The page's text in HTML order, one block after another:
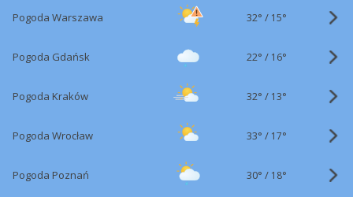
Pogoda Warszawa 32° / 15°
Pogoda Gdańsk 22° / 16°
Pogoda Kraków 32° / 13°
Pogoda Wrocław 33° / 17°
Pogoda Poznań 30° / 18°